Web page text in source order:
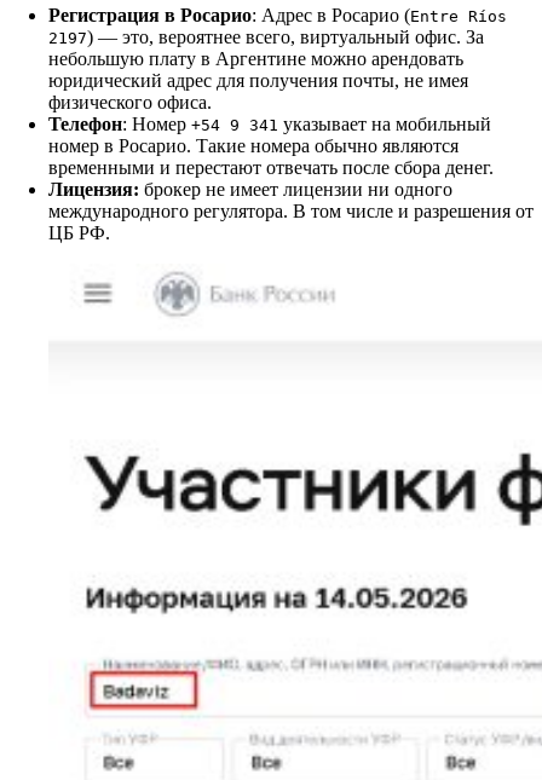
Регистрация в Росарио: Адрес в Росарио (Entre Ríos
2197) — это, вероятнее всего, виртуальный офис. За
небольшую плату в Аргентине можно арендовать
юридический адрес для получения почты, не имея
физического офиса.
Телефон: Номер +54 9 341 указывает на мобильный
номер в Росарио. Такие номера обычно являются
временными и перестают отвечать после сбора денег.
Лицензия: брокер не имеет лицензии ни одного
международного регулятора. В том числе и разрешения от
ЦБ РФ.